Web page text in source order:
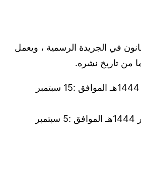
في الجريدة الرسمية ، ويعمل
تاريخ النشر :19 صفر 1444هـ الموافق :15 سبتمبر
تاريخ الصدور : 9 صفر 1444هـ الموافق :5 سبتمبر